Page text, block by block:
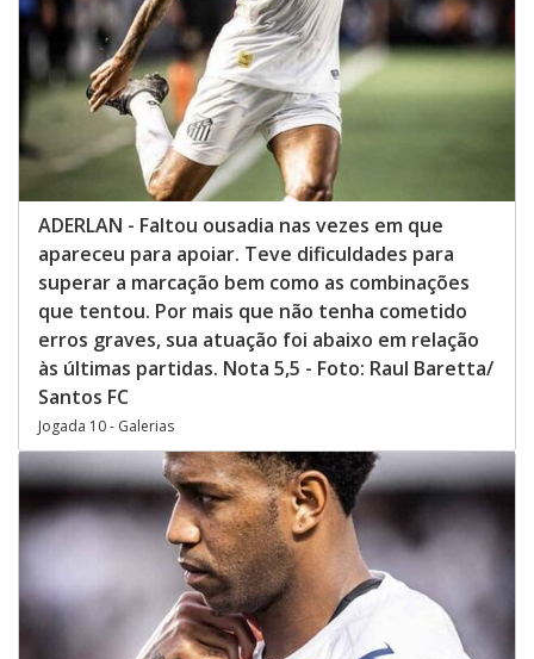
ADERLAN - Faltou ousadia nas vezes em que
apareceu para apoiar. Teve dificuldades para
superar a marcação bem como as combinações
que tentou. Por mais que não tenha cometido
erros graves, sua atuação foi abaixo em relação
às últimas partidas. Nota 5,5 - Foto: Raul Baretta/
Santos FC
Jogada 10 - Galerias